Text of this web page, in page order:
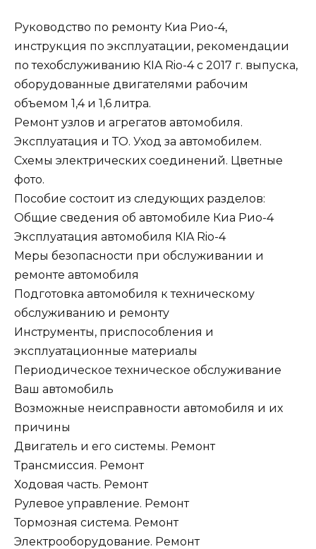
Руководство по ремонту Киа Рио-4,
инструкция по эксплуатации, рекомендации
по техобслуживанию КIA Rio-4 с 2017 г. выпуска,
оборудованные двигателями рабочим
объемом 1,4 и 1,6 литра.
Ремонт узлов и агрегатов автомобиля.
Эксплуатация и ТО. Уход за автомобилем.
Схемы электрических соединений. Цветные
фото.
Пособие состоит из следующих разделов:
Общие сведения об автомобиле Киа Рио-4
Эксплуатация автомобиля КIA Rio-4
Меры безопасности при обслуживании и
ремонте автомобиля
Подготовка автомобиля к техническому
обслуживанию и ремонту
Инструменты, приспособления и
эксплуатационные материалы
Периодическое техническое обслуживание
Ваш автомобиль
Возможные неисправности автомобиля и их
причины
Двигатель и его системы. Ремонт
Трансмиссия. Ремонт
Ходовая часть. Ремонт
Рулевое управление. Ремонт
Тормозная система. Ремонт
Электрооборудование. Ремонт